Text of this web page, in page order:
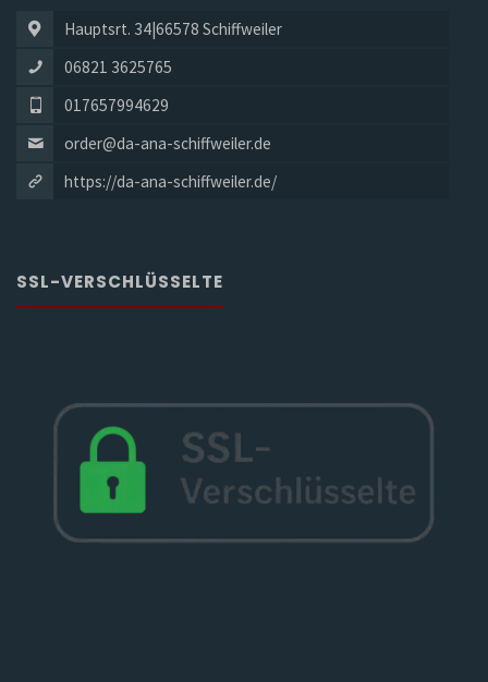
Hauptsrt. 34|66578 Schiffweiler
06821 3625765
017657994629
order@da-ana-schiffweiler.de
https://da-ana-schiffweiler.de/
SSL-VERSCHLÜSSELTE